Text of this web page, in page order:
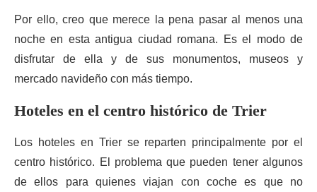
Por ello, creo que merece la pena pasar al menos una
noche en esta antigua ciudad romana. Es el modo de
disfrutar de ella y de sus monumentos, museos y
mercado navideño con más tiempo.
Hoteles en el centro histórico de Trier
Los hoteles en Trier se reparten principalmente por el
centro histórico. El problema que pueden tener algunos
de ellos para quienes viajan con coche es que no